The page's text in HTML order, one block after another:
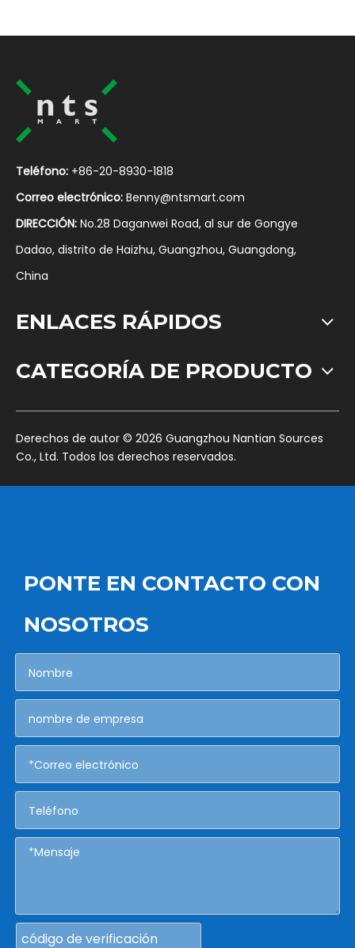
Teléfono: +86-20-8930-1818
Correo electrónico: Benny@ntsmart.com
DIRECCIÓN: No.28 Daganwei Road, al sur de Gongye
Dadao, distrito de Haizhu, Guangzhou, Guangdong,
China
ENLACES RÁPIDOS
CATEGORÍA DE PRODUCTO
​Derechos de autor © 2026 Guangzhou Nantian Sources
Co., Ltd. Todos los derechos reservados.
PONTE EN CONTACTO CON
NOSOTROS